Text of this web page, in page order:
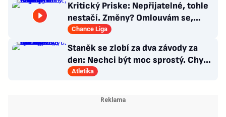
Kritický Priske: Nepřijatelné, tohle
nestačí. Změny? Omlouvám se,
nedokážu odpovědět
Chance Liga
Staněk se zlobí za dva závody za
den: Nechci být moc sprostý. Chybí
nám styčný důstojník
Atletika